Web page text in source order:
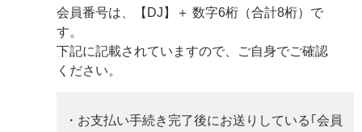
会員番号は、【DJ】＋ 数字6桁（合計8桁）で
す。
下記に記載されていますので、ご自身でご確認
ください。
・お支払い手続き完了後にお送りしている｢会員